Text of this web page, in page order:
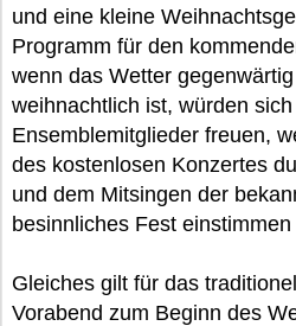
und eine kleine
Programm für den
wenn das Wetter
weihnachtlich ist, würden
Ensemblemitglieder freuen,
des kostenlosen Konzertes
und dem Mitsingen der
besinnliches Fest
Gleiches gilt für das
Vorabend zum Beginn des